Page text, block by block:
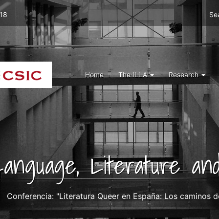
right
ILLA
Home The ILLA Research
Literature
Conferencia: "Literatura Queer en España: Los caminos